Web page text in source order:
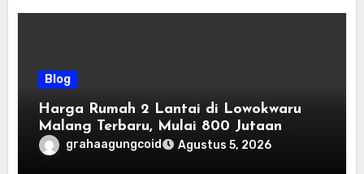
Blog
Harga Rumah 2 Lantai di Lowokwaru
Malang Terbaru, Mulai 800 Jutaan
Tahun 2026
grahaagungcoid Agustus 5, 2026